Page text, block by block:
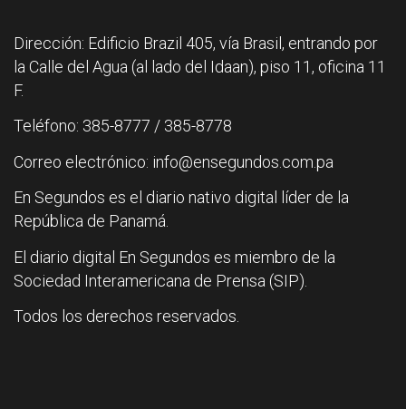
Dirección: Edificio Brazil 405, vía Brasil, entrando por
la Calle del Agua (al lado del Idaan), piso 11, oficina 11
F.
Teléfono: 385-8777 / 385-8778
Correo electrónico: info@ensegundos.com.pa
En Segundos es el diario nativo digital líder de la
República de Panamá.
El diario digital En Segundos es miembro de la
Sociedad Interamericana de Prensa (SIP).
Todos los derechos reservados.